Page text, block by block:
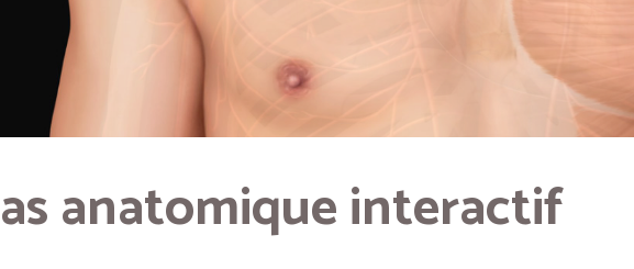
anatomique interactif